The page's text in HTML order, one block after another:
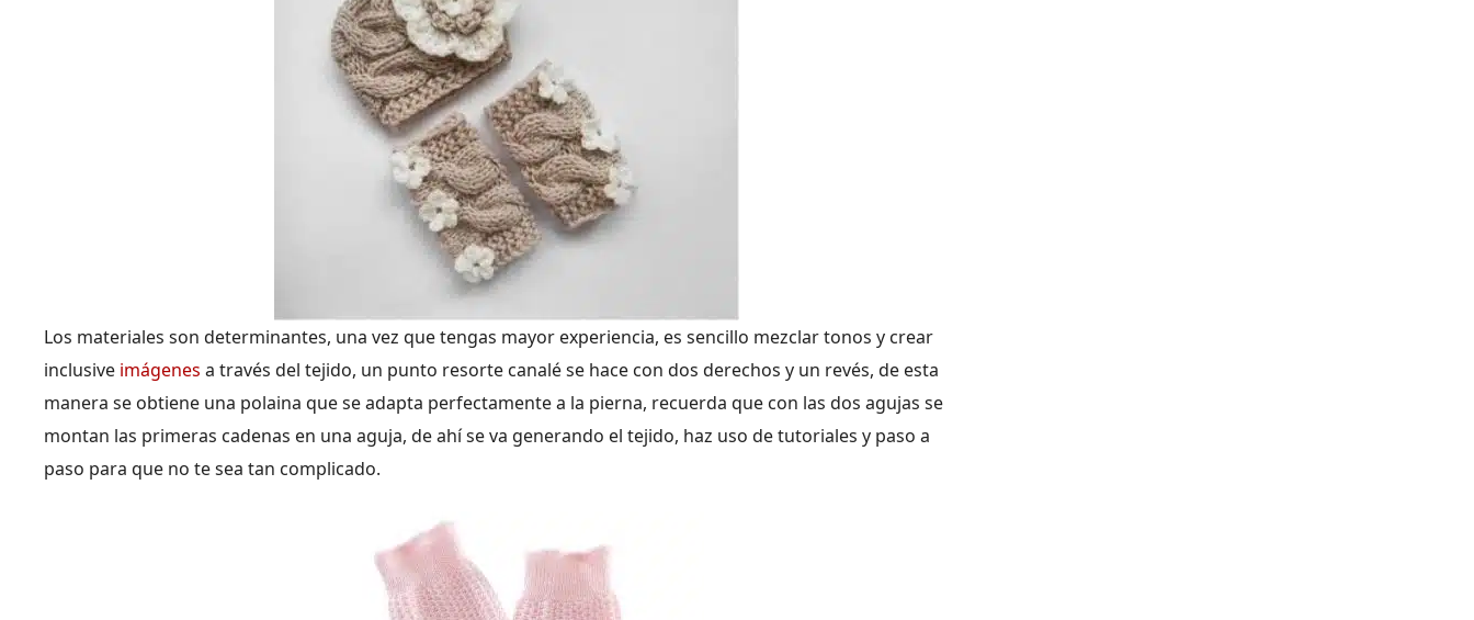
Los materiales son determinantes, una vez que tengas mayor experiencia, es sencillo mezclar tonos y crear
inclusive imágenes a través del tejido, un punto resorte canalé se hace con dos derechos y un revés, de esta
manera se obtiene una polaina que se adapta perfectamente a la pierna, recuerda que con las dos agujas se
montan las primeras cadenas en una aguja, de ahí se va generando el tejido, haz uso de tutoriales y paso a
paso para que no te sea tan complicado.